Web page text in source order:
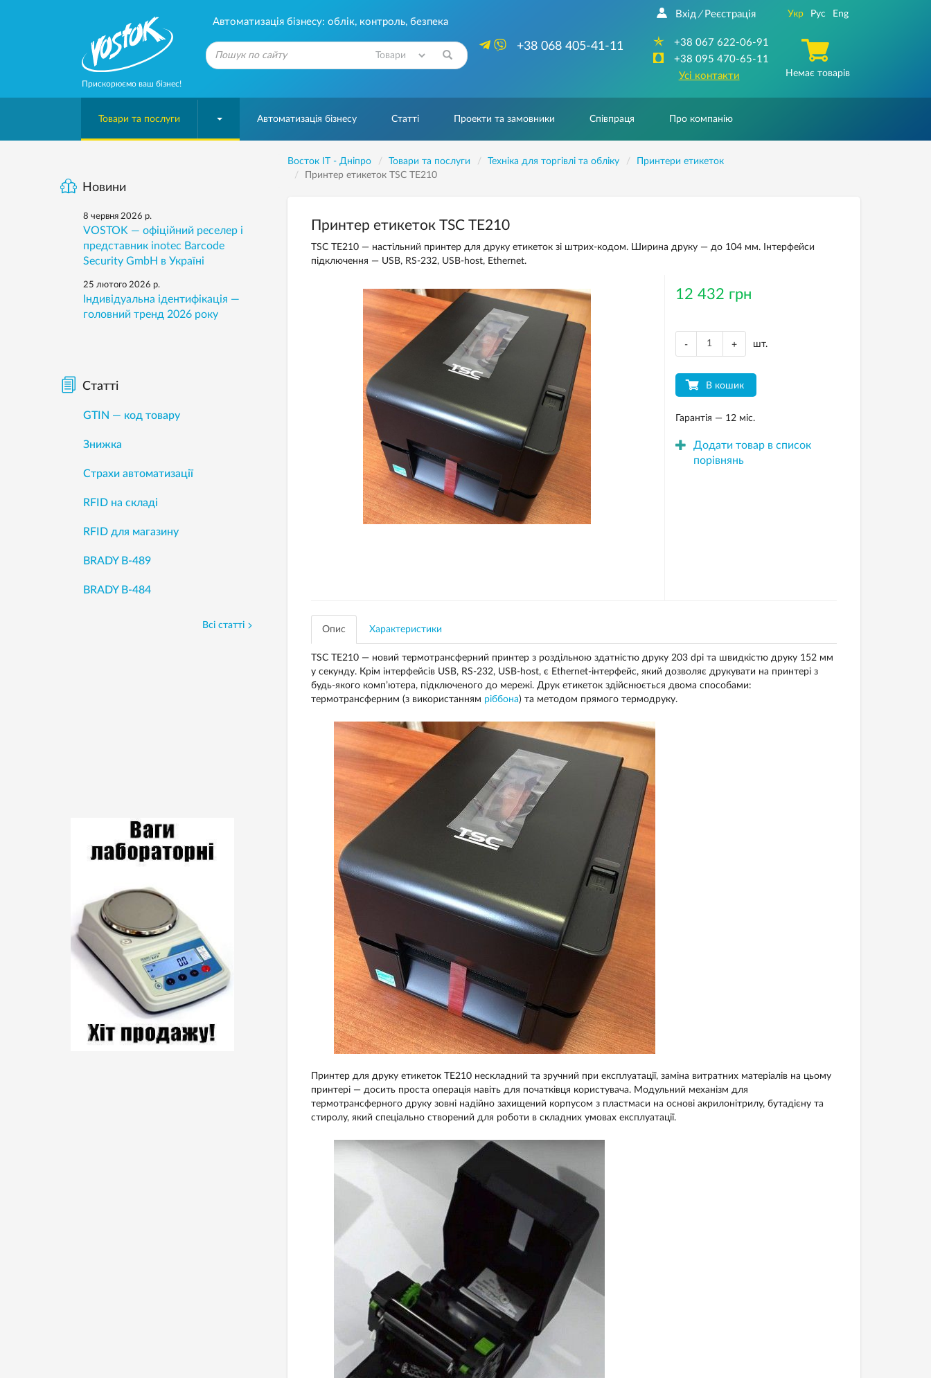
Прискорюємо ваш бізнес!
Автоматизація бізнесу: облік, контроль, безпека
+38 068 405-41-11
Вхід / Реєстрація
+38 067 622-06-91
+38 095 470-65-11
Усі контакти
Укр Рус Eng
Немає товарів
Товари та послуги Автоматизація бізнесу Статті Проекти та замовники Співпраця Про компанію
Восток IT - Дніпро Товари та послуги Техніка для торгівлі та обліку
Принтери етикеток
Принтер етикеток TSC ТE210
Принтер етикеток TSC ТE210
TSC ТE210 — настільний принтер для друку етикеток зі штрих-кодом. Ширина друку — до 104 мм. Інтерфейси
підключення — USB, RS-232, USB-host, Ethernet.
12 432 грн
- + шт.
В кошик
Гарантія — 12 міс.
Додати товар в список
порівнянь
Опис Характеристики
TSC TE210 — новий термотрансферний принтер з роздільною здатністю друку 203 dpi та швидкістю друку 152 мм
у секунду. Крім інтерфейсів USB, RS-232, USB-host, є Ethernet-інтерфейс, який дозволяє друкувати на принтері з
будь-якого комп’ютера, підключеного до мережі. Друк етикеток здійснюється двома способами:
термотрансферним (з використанням ріббона) та методом прямого термодруку.
Принтер для друку етикеток TE210 нескладний та зручний при експлуатації, заміна витратних матеріалів на цьому
принтері — досить проста операція навіть для початківця користувача. Модульний механізм для
термотрансферного друку зовні надійно захищений корпусом з пластмаси на основі акрилонітрилу, бутадієну та
стиролу, який спеціально створений для роботи в складних умовах експлуатації.
Новини
8 червня 2026 р.
VOSTOK — офіційний реселер і
представник inotec Barcode
Security GmbH в Україні
25 лютого 2026 р.
Індивідуальна ідентифікація —
головний тренд 2026 року
Статті
GTIN — код товару
Знижка
Страхи автоматизації
RFID на складі
RFID для магазину
BRADY B-489
BRADY B-484
Всі статті